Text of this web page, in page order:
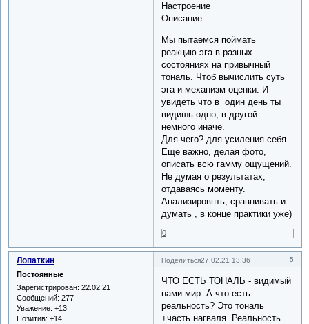
Настроение
Описание
Мы пытаемся поймать
реакцию эга в разных
состояниях на привычный
тональ. Чтоб вычислить суть
эга и механизм оценки. И
увидеть что в один день ты
видишь одно, в другой
немного иначе.
Для чего? для усиления себя.
Еще важно, делая фото,
описать всю гамму ощущений.
Не думая о результатах,
отдаваясь моменту.
Анализировпть, сравнивать и
думать , в конце практики уже)
0
Поделиться 5
27.02.21 13:36
Лопаткин
Постоянные
Зарегистрирован: 22.02.21
Сообщений: 277
Уважение: +13
Позитив: +14
ЧТО ЕСТЬ ТОНАЛЬ - видимый
нами мир. А что есть
реальность? Это тональ
+часть нагваля. Реальность